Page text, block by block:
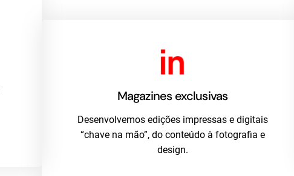
Magazines exclusivas
Desenvolvemos edições impressas e digitais
“chave na mão”, do conteúdo à fotografia e
design.